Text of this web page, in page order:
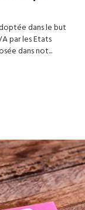
dans le but
par les Etats
dans not...